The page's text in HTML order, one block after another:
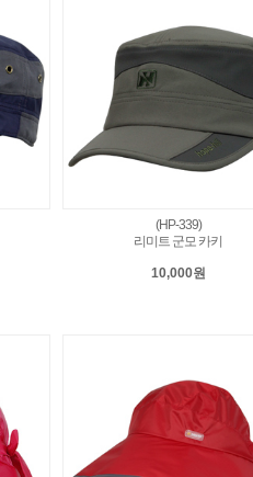
(HP-339)
리미트 군모 카키
10,000원